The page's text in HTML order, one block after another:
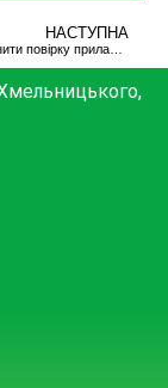
НАСТУПНА
Літо – час здійснити повірку приладів обліку тепла